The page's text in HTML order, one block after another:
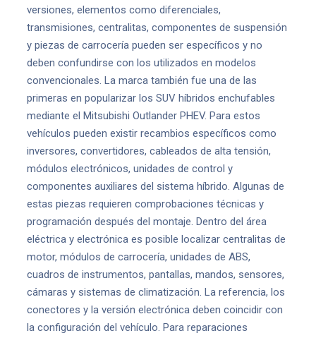
versiones, elementos como diferenciales,
transmisiones, centralitas, componentes de suspensión
y piezas de carrocería pueden ser específicos y no
deben confundirse con los utilizados en modelos
convencionales. La marca también fue una de las
primeras en popularizar los SUV híbridos enchufables
mediante el Mitsubishi Outlander PHEV. Para estos
vehículos pueden existir recambios específicos como
inversores, convertidores, cableados de alta tensión,
módulos electrónicos, unidades de control y
componentes auxiliares del sistema híbrido. Algunas de
estas piezas requieren comprobaciones técnicas y
programación después del montaje. Dentro del área
eléctrica y electrónica es posible localizar centralitas de
motor, módulos de carrocería, unidades de ABS,
cuadros de instrumentos, pantallas, mandos, sensores,
cámaras y sistemas de climatización. La referencia, los
conectores y la versión electrónica deben coincidir con
la configuración del vehículo. Para reparaciones